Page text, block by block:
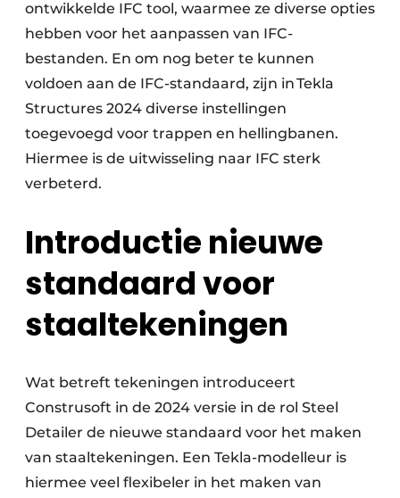
ontwikkelde IFC tool, waarmee ze diverse opties
hebben voor het aanpassen van IFC-
bestanden. En om nog beter te kunnen
voldoen aan de IFC-standaard, zijn in Tekla
Structures 2024 diverse instellingen
toegevoegd voor trappen en hellingbanen.
Hiermee is de uitwisseling naar IFC sterk
verbeterd.
Introductie nieuwe
standaard voor
staaltekeningen
Wat betreft tekeningen introduceert
Construsoft in de 2024 versie in de rol Steel
Detailer de nieuwe standaard voor het maken
van staaltekeningen. Een Tekla-modelleur is
hiermee veel flexibeler in het maken van